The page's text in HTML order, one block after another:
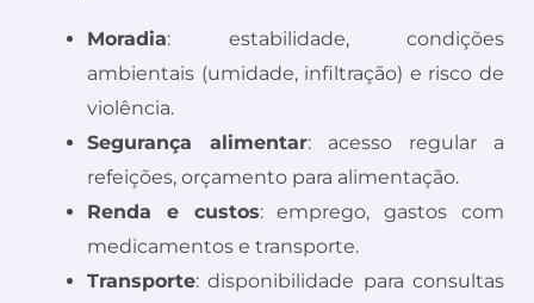
Moradia: estabilidade, condições
ambientais (umidade, infiltração) e risco de
violência.
Segurança alimentar: acesso regular a
refeições, orçamento para alimentação.
Renda e custos: emprego, gastos com
medicamentos e transporte.
Transporte: disponibilidade para consultas